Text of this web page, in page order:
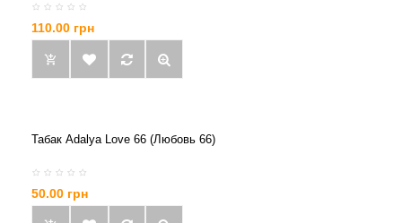
110.00 грн
Табак Adalya Love 66 (любовь 66)
50.00 грн